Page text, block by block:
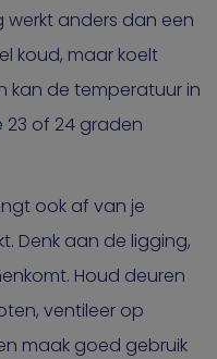
anders dan een
koud, maar koelt
kan de temperatuur in
of 24 graden
ook af van je
Denk aan de ligging,
Houd deuren
ventileer op
maak goed gebruik